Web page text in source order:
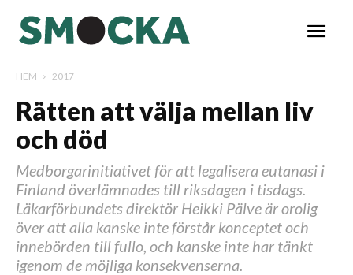
HEM 2017
Rätten att välja mellan liv
och död
Medborgarinitiativet för att legalisera eutanasi i
Finland överlämnades till riksdagen i tisdags.
Läkarförbundets direktör Heikki Pälve är orolig
över att alla kanske inte förstår konceptet och
innebörden till fullo, och kanske inte har tänkt
igenom de möjliga konsekvenserna.